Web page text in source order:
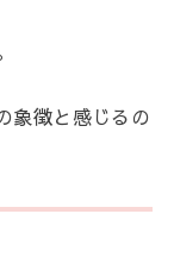
象徴と感じるの